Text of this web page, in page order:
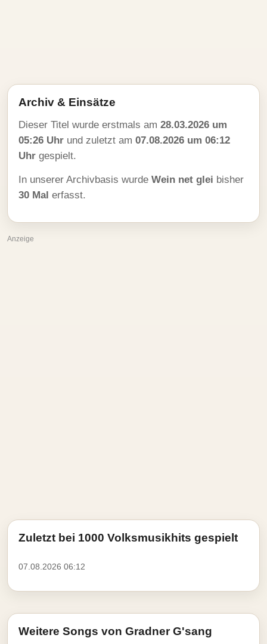
Archiv & Einsätze
Dieser Titel wurde erstmals am 28.03.2026 um
05:26 Uhr und zuletzt am 07.08.2026 um 06:12
Uhr gespielt.
In unserer Archivbasis wurde Wein net glei bisher
30 Mal erfasst.
Anzeige
Zuletzt bei 1000 Volksmusikhits gespielt
07.08.2026 06:12
Weitere Songs von Gradner G'sang